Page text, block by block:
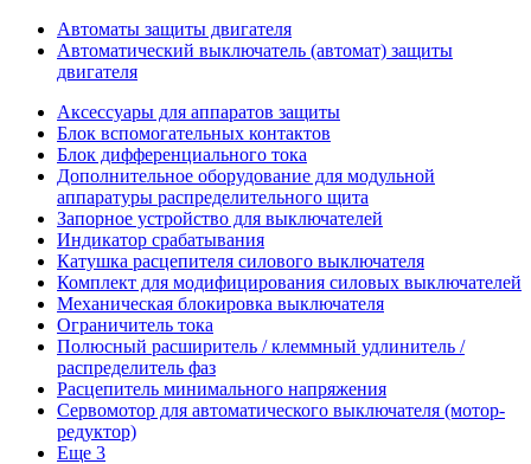
Автоматы защиты двигателя
Автоматический выключатель (автомат) защиты
двигателя
Аксессуары для аппаратов защиты
Блок вспомогательных контактов
Блок дифференциального тока
Дополнительное оборудование для модульной
аппаратуры распределительного щита
Запорное устройство для выключателей
Индикатор срабатывания
Катушка расцепителя силового выключателя
Комплект для модифицирования силовых выключателей
Механическая блокировка выключателя
Ограничитель тока
Полюсный расширитель / клеммный удлинитель /
распределитель фаз
Расцепитель минимального напряжения
Сервомотор для автоматического выключателя (мотор-
редуктор)
Еще 3